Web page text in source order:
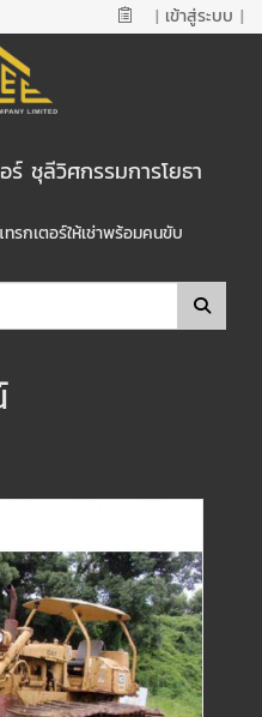
| เข้าสู่ระบบ |
ร์ ชุลีวิศกรรมการโยธา
รกเตอร์ให้เช่าพร้อมคนขับ